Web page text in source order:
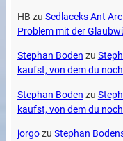
HB zu Sedlaceks Ant
Problem mit der
Stephan Boden zu
kaufst, von dem du
Stephan Boden zu
kaufst, von dem du
jorgozu Stephan